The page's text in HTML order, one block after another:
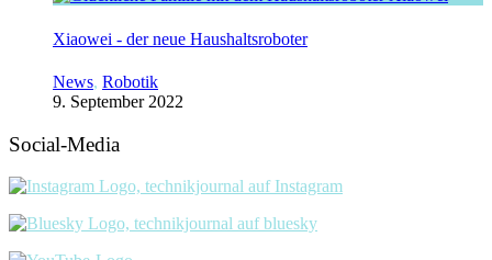
Xiaowei - der neue Haushaltsroboter
News, Robotik
9. September 2022
Social-Media